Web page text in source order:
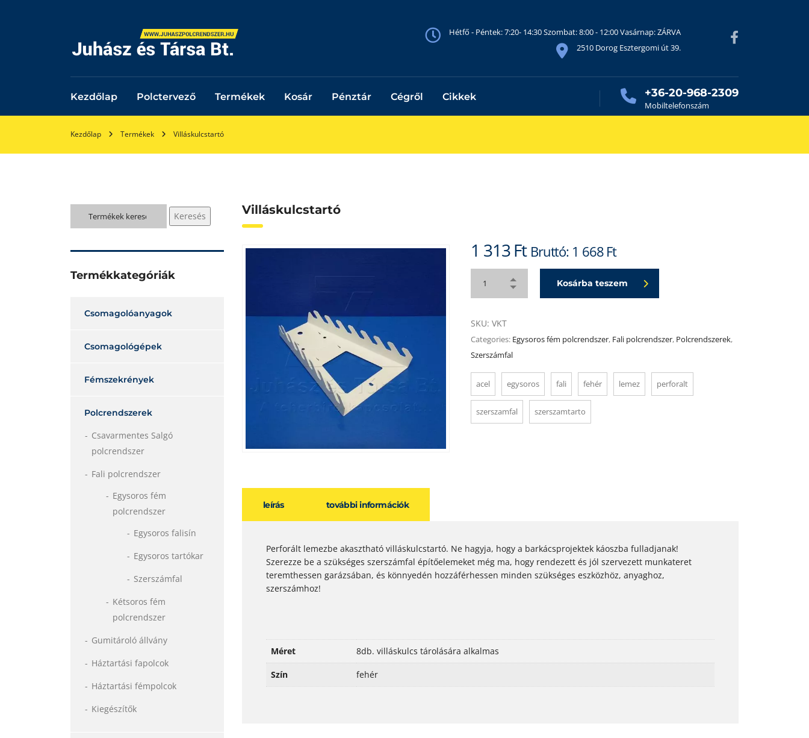
Hétfő - Péntek: 7:20- 14:30 Szombat: 8:00 - 12:00 Vasárnap: ZÁRVA
2510 Dorog Esztergomi út 39.
Kezdőlap Polctervező Termékek Kosár Pénztár Cégről Cikkek +36-20-968-2309
Mobiltelefonszám
Kezdőlap Termékek Villáskulcstartó
Villáskulcstartó
1 313Ft Bruttó: 1 668Ft
Kosárba teszem
SKU: VKT
Categories: Egysoros fém polcrendszer, Fali polcrendszer, Polcrendszerek,
Szerszámfal
acel egysoros fali fehér lemez perforalt
szerszamfal szerszamtarto
leírás további információk
Perforált lemezbe akasztható villáskulcstartó. Ne hagyja, hogy a barkácsprojektek káoszba fulladjanak!
Szerezze be a szükséges szerszámfal építőelemeket még ma, hogy rendezett és jól szervezett munkateret
teremthessen garázsában, és könnyedén hozzáférhessen minden szükséges eszközhöz, anyaghoz,
szerszámhoz!
Méret 8db. villáskulcs tárolására alkalmas
Szín fehér
Keresés
a
Keresés
Termékkategóriák
Csomagolóanyagok
Csomagológépek
Fémszekrények
Polcrendszerek
Csavarmentes Salgó
polcrendszer
Fali polcrendszer
Egysoros fém
polcrendszer
Egysoros falisín
Egysoros tartókar
Szerszámfal
Kétsoros fém
polcrendszer
Gumitároló állvány
Háztartási fapolcok
Háztartási fémpolcok
Kiegészítők